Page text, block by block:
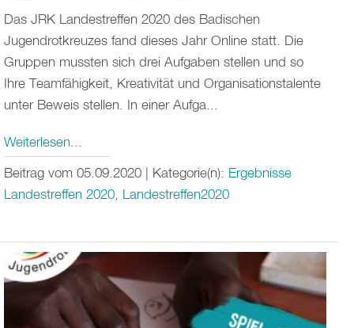
Das JRK Landestreffen 2020 des Badischen
Jugendrotkreuzes fand dieses Jahr Online statt. Die
Gruppen mussten sich drei Aufgaben stellen und so
Ihre Teamfähigkeit, Kreativität und Organisationstalente
unter Beweis stellen. In einer Aufga...
Weiterlesen...
Beitrag vom 05.09.2020 | Kategorie(n): Ergebnisse
Landestreffen 2020 Landestreffen2020